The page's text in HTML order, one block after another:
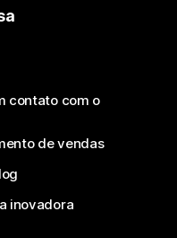
contato com o
de vendas
inovadora